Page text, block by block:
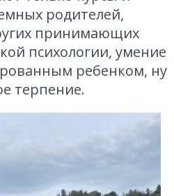
родителей,
принимающих
психологии, умение
ребенком, ну
терпение.